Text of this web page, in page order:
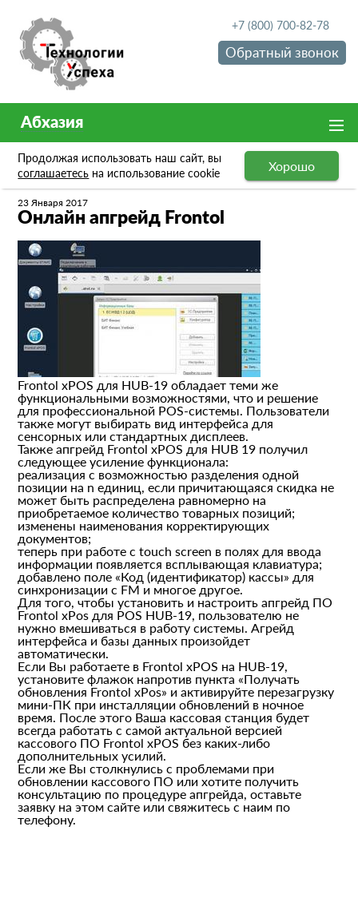
+7 (800) 700-82-78
Обратный звонок
Абхазия
Продолжая использовать наш сайт, вы
соглашаетесь на использование cookie Хорошо
Новости Онлайн апгрейд Frontol
23 Января 2017
Онлайн апгрейд Frontol
Frontol xPOS для HUB-19 обладает теми же
функциональными возможностями, что и решение
для профессиональной POS-системы. Пользователи
также могут выбирать вид интерфейса для
сенсорных или стандартных дисплеев.
Также апгрейд Frontol xPOS для HUB 19 получил
следующее усиление функционала:
реализация с возможностью разделения одной
позиции на n единиц, если причитающаяся скидка не
может быть распределена равномерно на
приобретаемое количество товарных позиций;
изменены наименования корректирующих
документов;
теперь при работе с touch screen в полях для ввода
информации появляется всплывающая клавиатура;
добавлено поле «Код (идентификатор) кассы» для
синхронизации с FM и многое другое.
Для того, чтобы установить и настроить апгрейд ПО
Frontol xPos для POS HUB-19, пользователю не
нужно вмешиваться в работу системы. Агрейд
интерфейса и базы данных произойдет
автоматически.
Если Вы работаете в Frontol xPOS на HUB-19,
установите флажок напротив пункта «Получать
обновления Frontol xPos» и активируйте перезагрузку
мини-ПК при инсталляции обновлений в ночное
время. После этого Ваша кассовая станция будет
всегда работать с самой актуальной версией
кассового ПО Frontol xPOS без каких-либо
дополнительных усилий.
Если же Вы столкнулись с проблемами при
обновлении кассового ПО или хотите получить
консультацию по процедуре апгрейда, оставьте
заявку на этом сайте или свяжитесь с наим по
телефону.